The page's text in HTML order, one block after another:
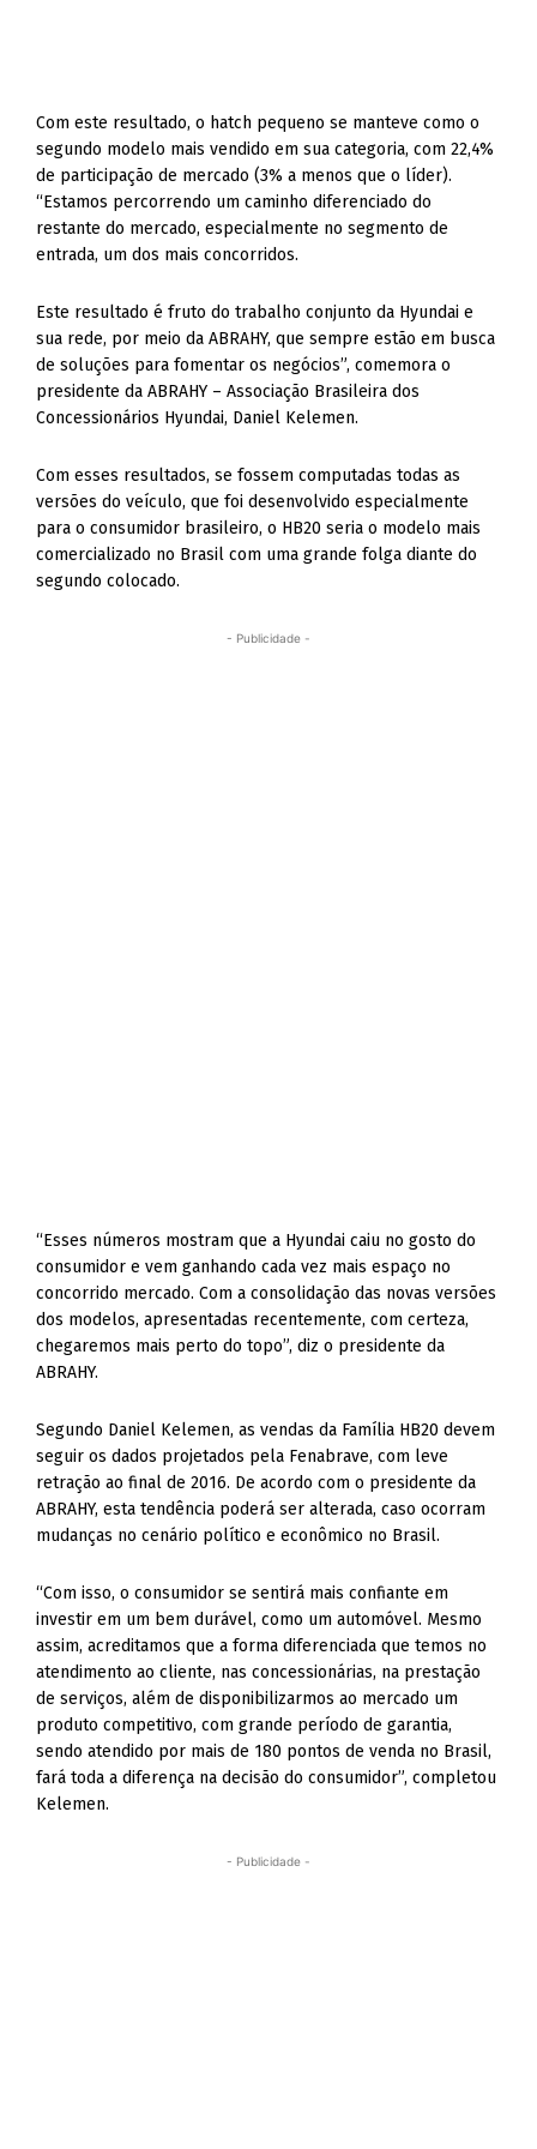
Com este resultado, o hatch pequeno se manteve como o
segundo modelo mais vendido em sua categoria, com 22,4%
de participação de mercado (3% a menos que o líder).
“Estamos percorrendo um caminho diferenciado do
restante do mercado, especialmente no segmento de
entrada, um dos mais concorridos.
Este resultado é fruto do trabalho conjunto da Hyundai e
sua rede, por meio da ABRAHY, que sempre estão em busca
de soluções para fomentar os negócios”, comemora o
presidente da ABRAHY – Associação Brasileira dos
Concessionários Hyundai, Daniel Kelemen.
Com esses resultados, se fossem computadas todas as
versões do veículo, que foi desenvolvido especialmente
para o consumidor brasileiro, o HB20 seria o modelo mais
comercializado no Brasil com uma grande folga diante do
segundo colocado.
- Publicidade -
“Esses números mostram que a Hyundai caiu no gosto do
consumidor e vem ganhando cada vez mais espaço no
concorrido mercado. Com a consolidação das novas versões
dos modelos, apresentadas recentemente, com certeza,
chegaremos mais perto do topo”, diz o presidente da
ABRAHY.
Segundo Daniel Kelemen, as vendas da Família HB20 devem
seguir os dados projetados pela Fenabrave, com leve
retração ao final de 2016. De acordo com o presidente da
ABRAHY, esta tendência poderá ser alterada, caso ocorram
mudanças no cenário político e econômico no Brasil.
“Com isso, o consumidor se sentirá mais confiante em
investir em um bem durável, como um automóvel. Mesmo
assim, acreditamos que a forma diferenciada que temos no
atendimento ao cliente, nas concessionárias, na prestação
de serviços, além de disponibilizarmos ao mercado um
produto competitivo, com grande período de garantia,
sendo atendido por mais de 180 pontos de venda no Brasil,
fará toda a diferença na decisão do consumidor”, completou
Kelemen.
- Publicidade -